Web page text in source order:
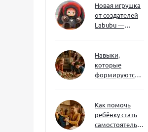
мышление и
внимание к
деталям
Новая игрушка
от создателей
Labubu —
Навыки,
которые
формируются
ребёнка
успешным
Как помочь
ребёнку стать
самостоятельным